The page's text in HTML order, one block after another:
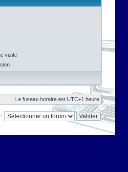
visite
Le fuseau horaire est UTC+1 heure